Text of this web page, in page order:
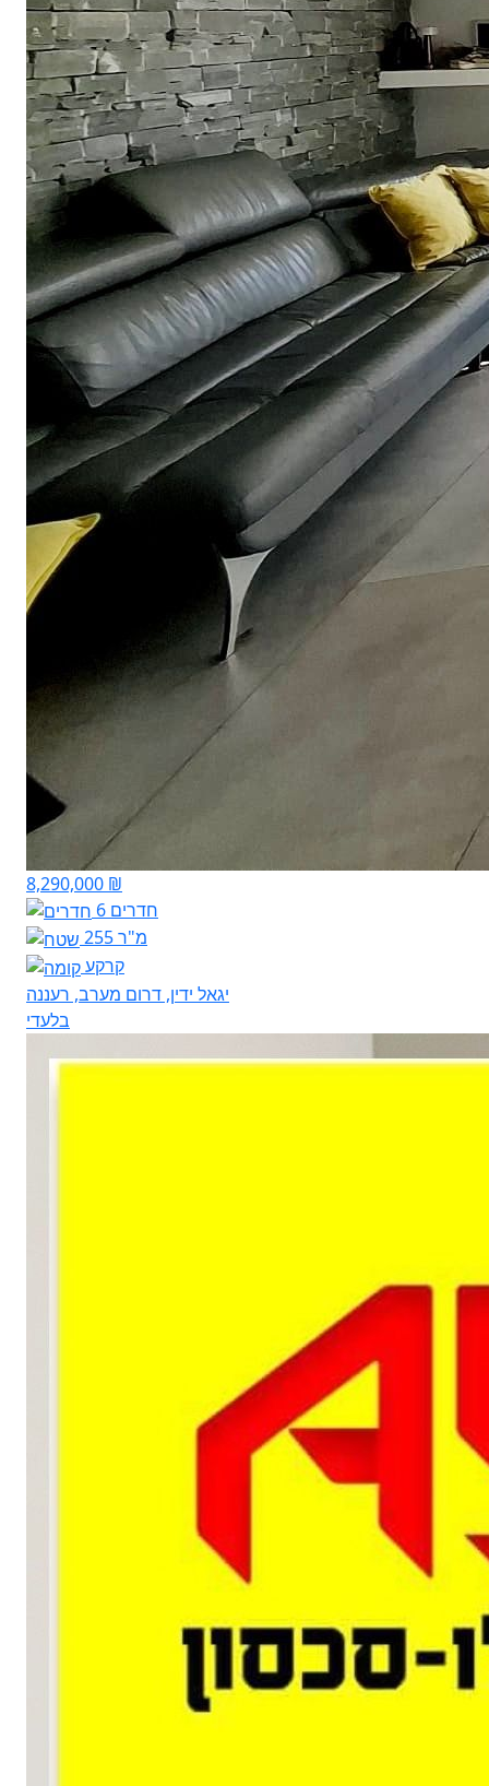
8,290,000 ₪
6 חדרים
255 מ"ר
קרקע
יגאל ידין, דרום מערב, רעננה
בלעדי